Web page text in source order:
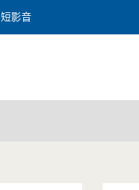
短影音